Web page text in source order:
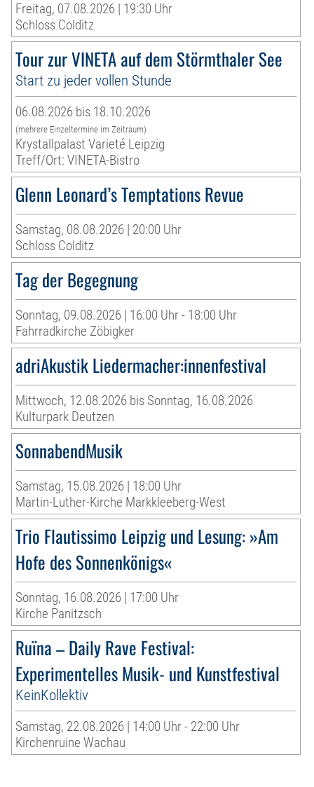
Freitag, 07.08.2026 | 19:30 Uhr
Schloss Colditz
Tour zur VINETA auf dem Störmthaler See
Start zu jeder vollen Stunde
06.08.2026 bis 18.10.2026
(mehrere Einzeltermine im Zeitraum)
Krystallpalast Varieté Leipzig
Treff/Ort: VINETA-Bistro
Glenn Leonard’s Temptations Revue
Samstag, 08.08.2026 | 20:00 Uhr
Schloss Colditz
Tag der Begegnung
Sonntag, 09.08.2026 | 16:00 Uhr - 18:00 Uhr
Fahrradkirche Zöbigker
adriAkustik Liedermacher:innenfestival
Mittwoch, 12.08.2026 bis Sonntag, 16.08.2026
Kulturpark Deutzen
SonnabendMusik
Samstag, 15.08.2026 | 18:00 Uhr
Martin-Luther-Kirche Markkleeberg-West
Trio Flautissimo Leipzig und Lesung: »Am
Hofe des Sonnenkönigs«
Sonntag, 16.08.2026 | 17:00 Uhr
Kirche Panitzsch
Ruïna – Daily Rave Festival:
Experimentelles Musik- und Kunstfestival
KeinKollektiv
Samstag, 22.08.2026 | 14:00 Uhr - 22:00 Uhr
Kirchenruine Wachau